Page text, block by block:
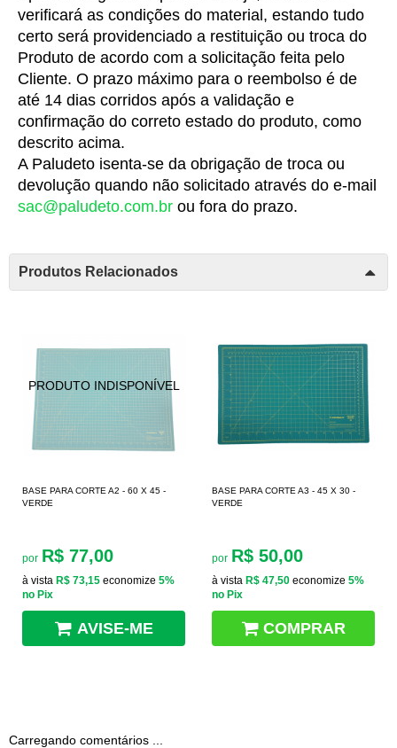
verificará as condições do material, estando tudo
certo será providenciado a restituição ou troca do
Produto de acordo com a solicitação feita pelo
Cliente. O prazo máximo para o reembolso é de
até 14 dias corridos após a validação e
confirmação do correto estado do produto, como
descrito acima.
A Paludeto isenta-se da obrigação de troca ou
sac@paludeto.com.br ou fora do prazo.
Produtos Relacionados
BASE PARA CORTE A2 - 60 X 45 -
VERDE
por R$ 77,00
à vista R$ 73,15 economize 5%
no Pix
AVISE-ME
BASE PARA CORTE A3 - 45 X 30 -
VERDE
por R$ 50,00
à vista R$ 47,50 economize 5%
no Pix
COMPRAR
Carregando comentários ...